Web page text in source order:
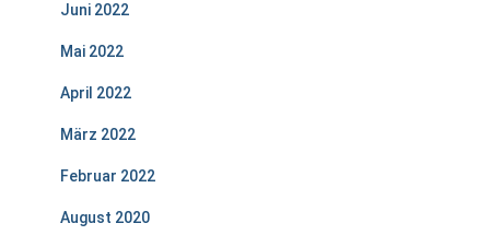
Juni 2022
Mai 2022
April 2022
März 2022
Februar 2022
August 2020